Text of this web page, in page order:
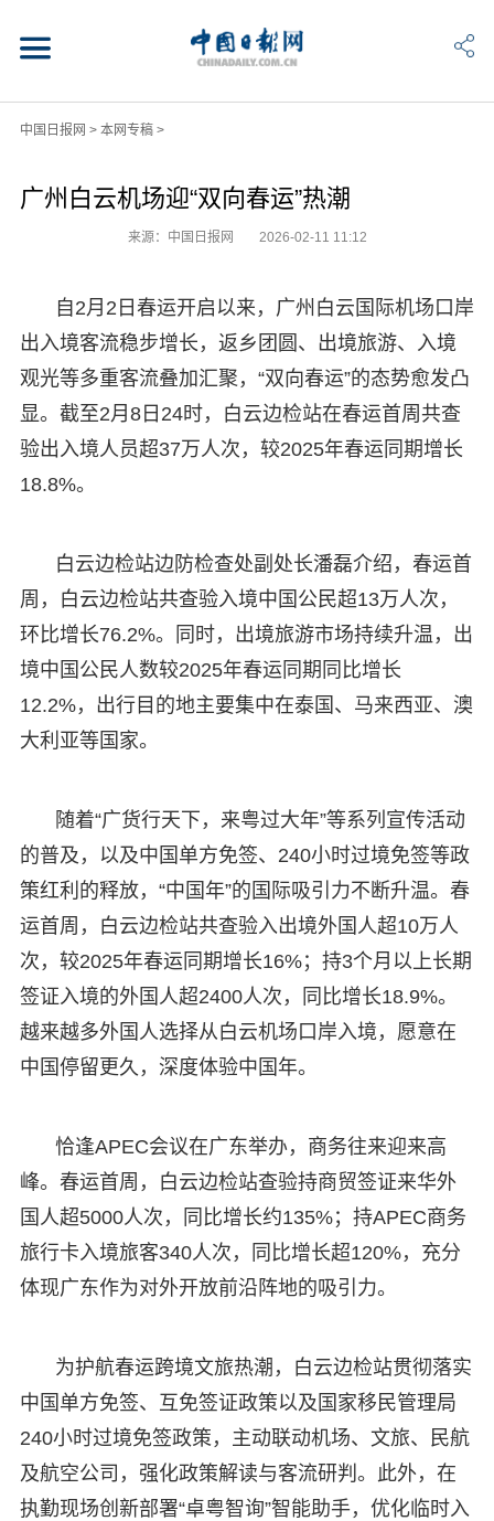
中国日报网 > 本网专稿>
广州白云机场迎“双向春运”热潮
来源：中国日报网 2026-02-11 11:12
自2月2日春运开启以来，广州白云国际机场口岸
出入境客流稳步增长，返乡团圆、出境旅游、入境
观光等多重客流叠加汇聚，“双向春运”的态势愈发凸
显。截至2月8日24时，白云边检站在春运首周共查
验出入境人员超37万人次，较2025年春运同期增长
18.8%。
白云边检站边防检查处副处长潘磊介绍，春运首
周，白云边检站共查验入境中国公民超13万人次，
环比增长76.2%。同时，出境旅游市场持续升温，出
境中国公民人数较2025年春运同期同比增长
12.2%，出行目的地主要集中在泰国、马来西亚、澳
大利亚等国家。
随着“广货行天下，来粤过大年”等系列宣传活动
的普及，以及中国单方免签、240小时过境免签等政
策红利的释放，“中国年”的国际吸引力不断升温。春
运首周，白云边检站共查验入出境外国人超10万人
次，较2025年春运同期增长16%；持3个月以上长期
签证入境的外国人超2400人次，同比增长18.9%。
越来越多外国人选择从白云机场口岸入境，愿意在
中国停留更久，深度体验中国年。
恰逢APEC会议在广东举办，商务往来迎来高
峰。春运首周，白云边检站查验持商贸签证来华外
国人超5000人次，同比增长约135%；持APEC商务
旅行卡入境旅客340人次，同比增长超120%，充分
体现广东作为对外开放前沿阵地的吸引力。
为护航春运跨境文旅热潮，白云边检站贯彻落实
中国单方免签、互免签证政策以及国家移民管理局
240小时过境免签政策，主动联动机场、文旅、民航
及航空公司，强化政策解读与客流研判。此外，在
执勤现场创新部署“卓粤智询”智能助手，优化临时入